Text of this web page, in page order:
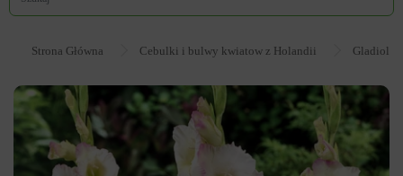
Strona Główna Cebulki i bulwy kwiatow z Holandii